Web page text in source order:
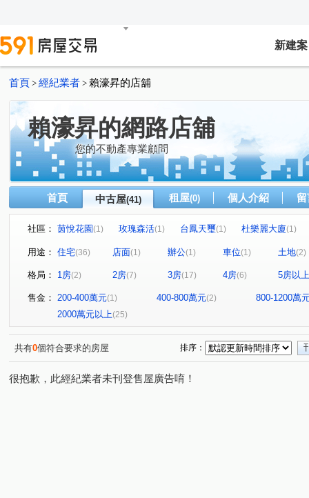
新建案
首頁 > 經紀業者 > 賴濠昇的店舖
賴濠昇的網路店舖
您的不動產專業顧問
首頁 中古屋(41) 租屋(0) 個人介紹
社區： 茵悅花園(1) 玫瑰森活(1) 台鳳天璽(1) 杜樂麗大廈(1)
璞麗 樺福水悅 高鮮屋 中和摩天東帝市 (1)
寶清街101巷華廈(1) 愛丁堡中正廣場 (1) 濤園
巨星
遠雄左岸-錦繡園
海悅假期(1) 金融天下 元氣大鎮
圓通路(1) 龍泉街
大仁街(1) 芳洲二路(1) 民生路(1) 安康路二段(1)
景
文化三路二段
檳榔路(1) 永吉路(1)
信
勵行街(1) 新市三路一段(1) 福和路(1) 水碓三路(1)
寶清街(1) 福山街(1) 中正路 (1)
用途： 住宅(36) 店面(1) 辦公(1) 車位(1) 土地(2)
格局： 1房(2) 2房(7) 3房(17) 4房(6) 5房以上
售金： 200-400萬元(1) 400-800萬元(2)
800-1200萬
2000萬元以上(25)
共有0個符合要求的房屋 排序：
很抱歉，此經紀業者未刊登售屋廣告唷！